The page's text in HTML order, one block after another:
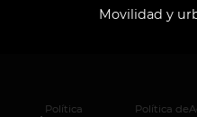
Movilidad y
Política Política de